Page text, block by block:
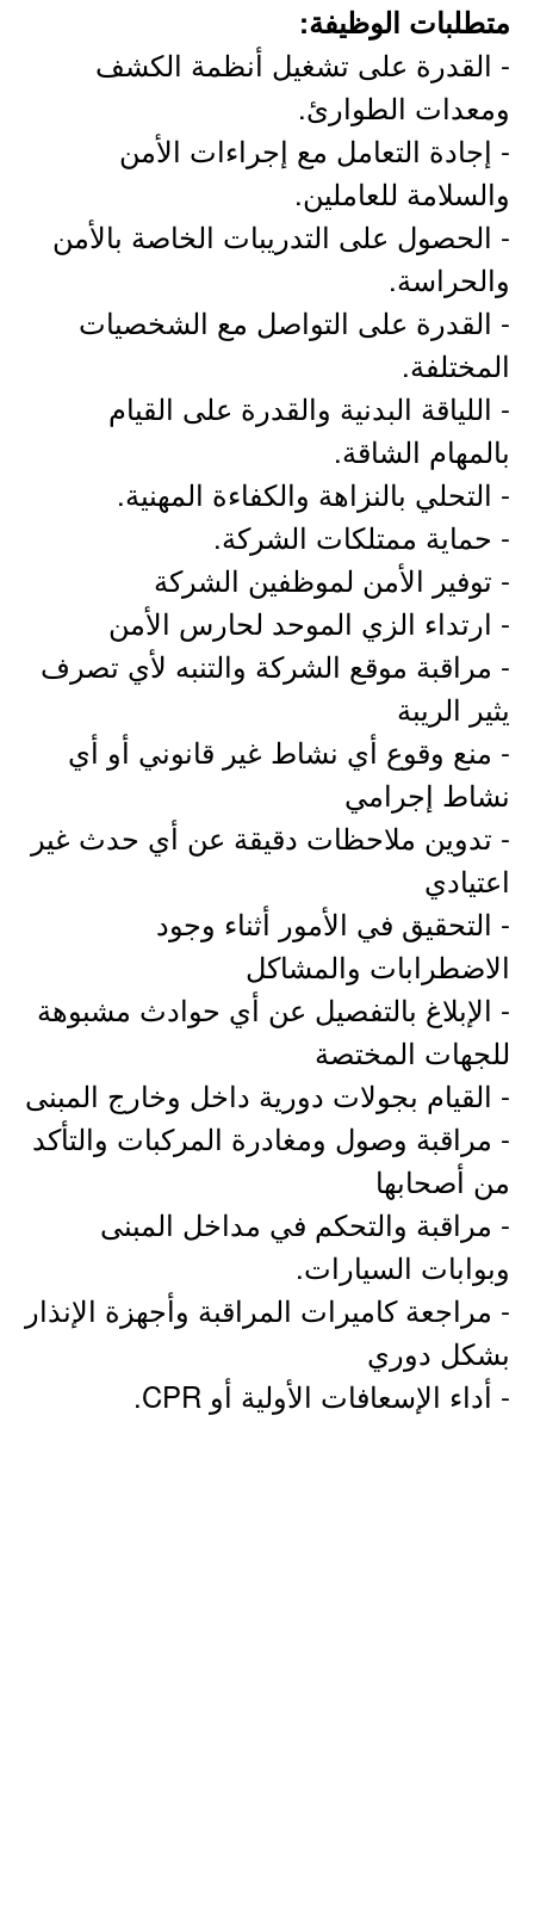
متطلبات الوظيفة:
- القدرة على تشغيل أنظمة الكشف
ومعدات الطوارئ.
- إجادة التعامل مع إجراءات الأمن
والسلامة للعاملين.
- الحصول على التدريبات الخاصة بالأمن
والحراسة.
- القدرة على التواصل مع الشخصيات
المختلفة.
- اللياقة البدنية والقدرة على القيام
بالمهام الشاقة.
- التحلي بالنزاهة والكفاءة المهنية.
- حماية ممتلكات الشركة.
- توفير الأمن لموظفين الشركة
- ارتداء الزي الموحد لحارس الأمن
- مراقبة موقع الشركة والتنبه لأي تصرف
يثير الريبة
- منع وقوع أي نشاط غير قانوني أو أي
نشاط إجرامي
- تدوين ملاحظات دقيقة عن أي حدث غير
اعتيادي
- التحقيق في الأمور أثناء وجود
الاضطرابات والمشاكل
- الإبلاغ بالتفصيل عن أي حوادث مشبوهة
للجهات المختصة
- القيام بجولات دورية داخل وخارج المبنى
- مراقبة وصول ومغادرة المركبات والتأكد
من أصحابها
- مراقبة والتحكم في مداخل المبنى
وبوابات السيارات.
- مراجعة كاميرات المراقبة وأجهزة الإنذار
بشكل دوري
- أداء الإسعافات الأولية أو CPR.